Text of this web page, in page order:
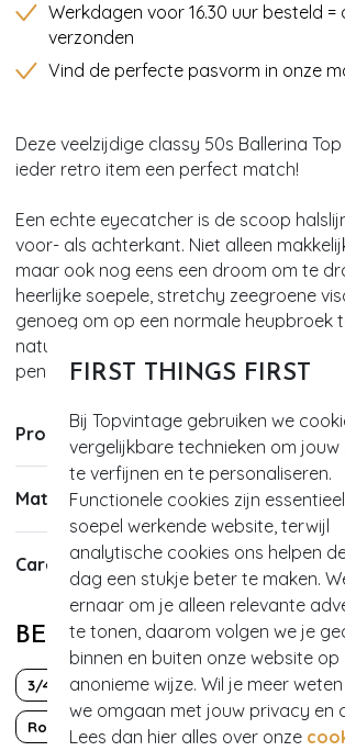
FIRST THINGS FIRST
Bij Topvintage gebruiken we
vergelijkbare technieken om jouw
te verfijnen en te personaliseren.
Functionele cookies zijn
soepel werkende website, terwijl
analytische cookies ons helpen
dag een stukje beter te maken.
ernaar om je alleen relevante
te tonen, daarom volgen we je
binnen en buiten onze website op
anonieme wijze. Wil je meer
we omgaan met jouw privacy en
Lees dan hier alles over onze
Werkdagen voor 16.30 uur besteld =
verzonden
Vind de perfecte pasvorm in onze
Deze veelzijdige classy 50s Ballerina Top
ieder retro item een perfect match!
Een echte eyecatcher is de scoop
voor- als achterkant. Niet alleen
maar ook nog eens een droom om te
heerlijke soepele, stretchy zeegroene
genoeg om op een normale heupbroek
natuurlijk extra pittig in combinatie met
pencil rokken!
Productinformatie
Materiaal
Care
BEKIJK MEER VAN
3/4 mouw 50s Classy chic PinUp
Rockabilly Viscose